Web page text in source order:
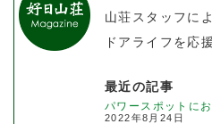
山荘スタッフに
ドアライフを応
最近の記事
パワースポットに
2022年8月24日